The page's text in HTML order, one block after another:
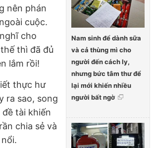
Nam sinh để dành sữa
và cả thùng mì cho
người đến cách ly,
nhưng bức tâm thư để
lại mới khiến nhiều
người bất ngờ
nên phán
cuộc.
cho
thì đã đủ
lắm rồi!
thực hư
ra sao, song
tài khiến
chia sẻ và